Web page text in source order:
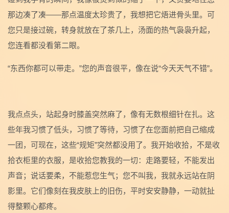
那边凑了凑——那点温度太珍贵了，我想把它焐进骨头里。可
您只是接过碗，转身就放在了茶几上，汤面的热气袅袅升起，
您连看都没看第二眼。
“东西你都可以带走。”您的声音很平，像在说“今天天气不错”。
我点点头，站起身时膝盖突然麻了，像有无数根细针在扎。这
些年我习惯了低头，习惯了等待，习惯了在您面前把自己缩成
一团，可现在，这些“规矩”突然都没用了。我开始收拾，不是收
拾衣柜里的衣服，是收拾您教我的一切：走路要轻，不能发出
声音；说话要柔，不能惹您生气；您不叫我，我就永远站在阴
影里。它们像刻在我皮肤上的旧伤，平时安安静静，一动就扯
得整颗心都疼。